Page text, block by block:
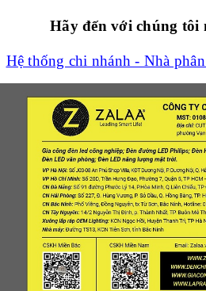
Hãy đến với chúng tôi
Hệ thống chi nhánh - Nhà